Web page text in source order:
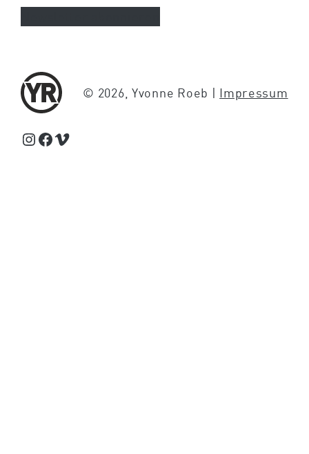
© 2026, Yvonne Roeb | Impressum
Schaue Feed, Reels und Storys auf Instagram von Yvonne Roeb
Facebook
Schaue Videos auf Vimeo über Yvonne Roeb